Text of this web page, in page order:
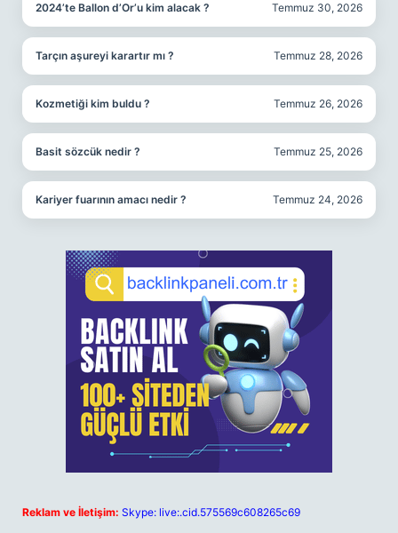
2024’te Ballon d’Or’u kim alacak ? Temmuz 30, 2026
Tarçın aşureyi karartır mı ? Temmuz 28, 2026
Kozmetiği kim buldu ? Temmuz 26, 2026
Basit sözcük nedir ? Temmuz 25, 2026
Kariyer fuarının amacı nedir ? Temmuz 24, 2026
Reklam ve İletişim: Skype: live:.cid.575569c608265c69